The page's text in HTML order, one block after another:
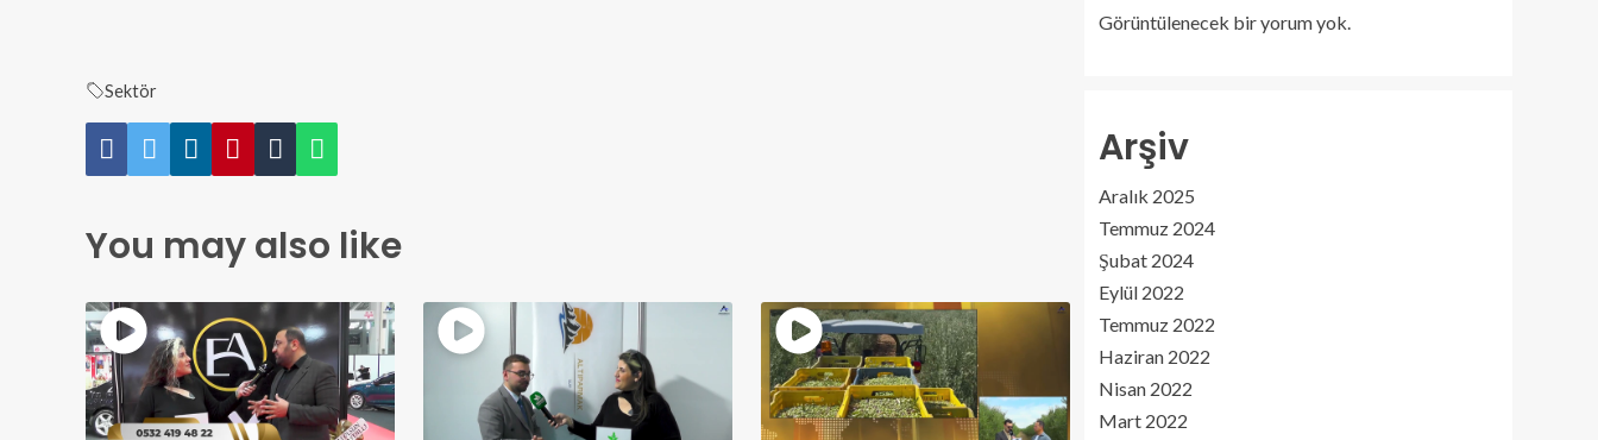
Sektör
You may also like
Görüntülenecek bir yorum yok.
Arşiv
Aralık 2025
Temmuz 2024
Şubat 2024
Eylül 2022
Temmuz 2022
Haziran 2022
Nisan 2022
Mart 2022